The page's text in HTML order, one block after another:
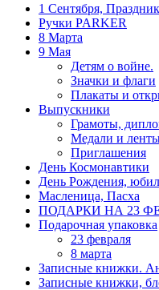
1 Сентября,
Ручки PARKER
8 Марта
9 Мая
Детям о войне.
Значки и флаги
Плакаты и
Выпускники
Грамоты,
Медали и
Приглашения
День Космонавтики
День Рождения,
Масленица, Пасха
ПОДАРКИ НА 23
Подарочная упаковка
23 февраля
8 марта
Записные книжки.
Записные книжки,